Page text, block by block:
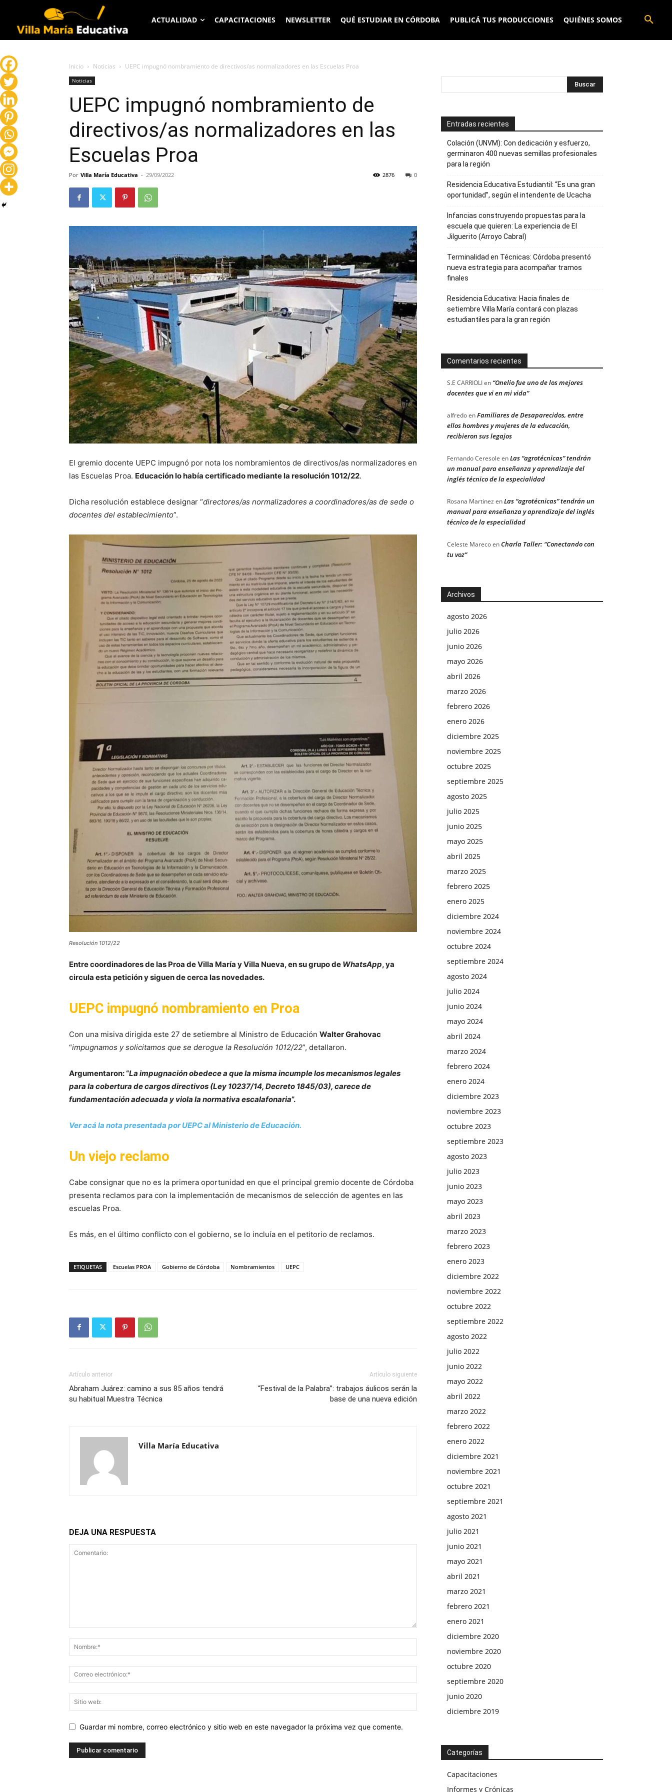
ACTUALIDAD CAPACITACIONES NEWSLETTER QUÉ ESTUDIAR EN CÓRDOBA PUBLICÁ TUS PRODUCCIONES QUIÉNES SOMOS
Inicio Noticias UEPC impugnó nombramiento de directivos/as normalizadores en las Escuelas Proa
Noticias
UEPC impugnó nombramiento de
directivos/as normalizadores en las
Escuelas Proa
Por Villa María Educativa - 29/09/2022 0
2876
El gremio docente UEPC impugnó por nota los nombramientos de directivos/as normalizadores en
las Escuelas Proa. Educación lo había certificado mediante la resolución 1012/22.
Dicha resolución establece designar “directores/as normalizadores a coordinadores/as de sede o
docentes del establecimiento”.
Resolución 1012/22
Entre coordinadores de las Proa de Villa María y Villa Nueva, en su grupo de WhatsApp, ya
circula esta petición y siguen de cerca las novedades.
UEPC impugnó nombramiento en Proa
Con una misiva dirigida este 27 de setiembre al Ministro de Educación Walter Grahovac
“impugnamos y solicitamos que se derogue la Resolución 1012/22”, detallaron.
Argumentaron: “La impugnación obedece a que la misma incumple los mecanismos legales
para la cobertura de cargos directivos (Ley 10237/14, Decreto 1845/03), carece de
fundamentación adecuada y viola la normativa escalafonaria”.
Ver acá la nota presentada por UEPC al Ministerio de Educación.
Un viejo reclamo
Cabe consignar que no es la primera oportunidad en que el principal gremio docente de Córdoba
presenta reclamos para con la implementación de mecanismos de selección de agentes en las
escuelas Proa.
Es más, en el último conflicto con el gobierno, se lo incluía en el petitorio de reclamos.
ETIQUETAS Escuelas PROA Gobierno de Córdoba Nombramientos UEPC
Artículo anterior
Abraham Juárez: camino a sus 85 años tendrá
su habitual Muestra Técnica
Artículo siguiente
“Festival de la Palabra”: trabajos áulicos serán la
base de una nueva edición
Villa María Educativa
DEJA UNA RESPUESTA
Guardar mi nombre, correo electrónico y sitio web en este navegador la próxima vez que comente.
Entradas recientes
Colación (UNVM): Con dedicación y esfuerzo,
germinaron 400 nuevas semillas profesionales
para la región
Residencia Educativa Estudiantil: “Es una gran
oportunidad”, según el intendente de Ucacha
Infancias construyendo propuestas para la
escuela que quieren: La experiencia de El
Jilguerito (Arroyo Cabral)
Terminalidad en Técnicas: Córdoba presentó
nueva estrategia para acompañar tramos
finales
Residencia Educativa: Hacia finales de
setiembre Villa María contará con plazas
estudiantiles para la gran región
Comentarios recientes
S.E CARRIOLIen “Onelio fue uno de los mejores
docentes que vi en mi vida”
alfredoenFamiliares de Desaparecidos, entre
ellos hombres y mujeres de la educación,
recibieron sus legajos
Fernando Ceresole enLas “agrotécnicas” tendrán
un manual para enseñanza y aprendizaje del
inglés técnico de la especialidad
Rosana Martinez enLas “agrotécnicas” tendrán un
manual para enseñanza y aprendizaje del inglés
técnico de la especialidad
Celeste MarecoenCharla Taller: “Conectando con
tu voz”
Archivos
agosto 2026
julio 2026
junio 2026
mayo 2026
abril 2026
marzo 2026
febrero 2026
enero 2026
diciembre 2025
noviembre 2025
octubre 2025
septiembre 2025
agosto 2025
julio 2025
junio 2025
mayo 2025
abril 2025
marzo 2025
febrero 2025
enero 2025
diciembre 2024
noviembre 2024
octubre 2024
septiembre 2024
agosto 2024
julio 2024
junio 2024
mayo 2024
abril 2024
marzo 2024
febrero 2024
enero 2024
diciembre 2023
noviembre 2023
octubre 2023
septiembre 2023
agosto 2023
julio 2023
junio 2023
mayo 2023
abril 2023
marzo 2023
febrero 2023
enero 2023
diciembre 2022
noviembre 2022
octubre 2022
septiembre 2022
agosto 2022
julio 2022
junio 2022
mayo 2022
abril 2022
marzo 2022
febrero 2022
enero 2022
diciembre 2021
noviembre 2021
octubre 2021
septiembre 2021
agosto 2021
julio 2021
junio 2021
mayo 2021
abril 2021
marzo 2021
febrero 2021
enero 2021
diciembre 2020
noviembre 2020
octubre 2020
septiembre 2020
junio 2020
diciembre 2019
Categorías
Capacitaciones
Informes y Crónicas